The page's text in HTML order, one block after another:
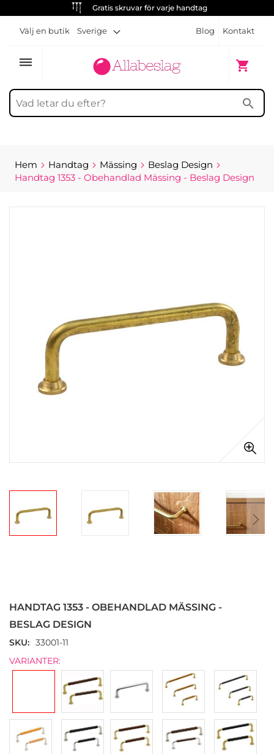
Gratis skruvar för varje handtag
Blog Kontakt
Välj en butik Sverige
dehaze shopping_cart
Min
search
Hem Handtag Mässing
Beslag Design
Handtag 1353 - Obehandlad Mässing - Beslag Design
av
bildgalleriet
HANDTAG 1353 - OBEHANDLAD MÄSSING -
BESLAG DESIGN
SKU
33001-11
VARIANTER: